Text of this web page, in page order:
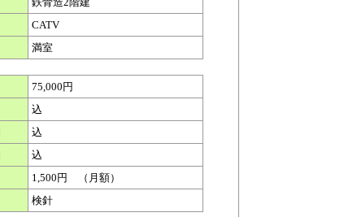
CATV
満室
75,000円
込
込
込
1,500円 （月額）
検針